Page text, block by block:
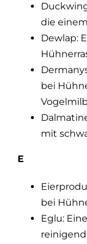
die
Dewlap:
bei
mit
E
bei
Eglu: